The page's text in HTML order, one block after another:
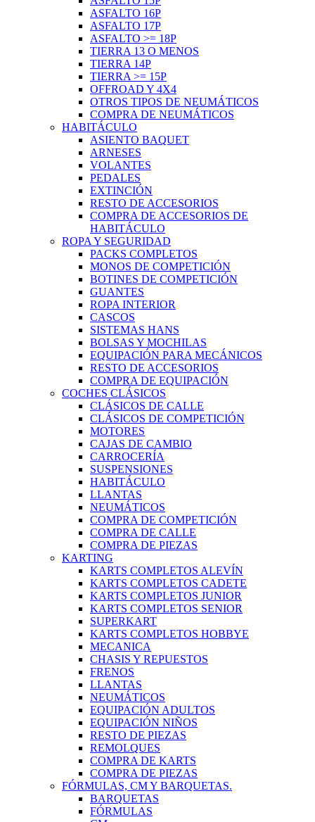
ASFALTO 16P
ASFALTO 17P
ASFALTO >= 18P
TIERRA 13 O MENOS
TIERRA 14P
TIERRA >= 15P
OFFROAD Y 4X4
OTROS TIPOS DE NEUMÁTICOS
COMPRA DE NEUMÁTICOS
HABITÁCULO
ASIENTO BAQUET
ARNESES
VOLANTES
PEDALES
EXTINCIÓN
RESTO DE ACCESORIOS
COMPRA DE ACCESORIOS DE
HABITÁCULO
ROPA Y SEGURIDAD
PACKS COMPLETOS
MONOS DE COMPETICIÓN
BOTINES DE COMPETICIÓN
GUANTES
ROPA INTERIOR
CASCOS
SISTEMAS HANS
BOLSAS Y MOCHILAS
EQUIPACIÓN PARA MECÁNICOS
RESTO DE ACCESORIOS
COMPRA DE EQUIPACIÓN
COCHES CLÁSICOS
CLÁSICOS DE CALLE
CLÁSICOS DE COMPETICIÓN
MOTORES
CAJAS DE CAMBIO
CARROCERÍA
SUSPENSIONES
HABITÁCULO
LLANTAS
NEUMÁTICOS
COMPRA DE COMPETICIÓN
COMPRA DE CALLE
COMPRA DE PIEZAS
KARTING
KARTS COMPLETOS ALEVÍN
KARTS COMPLETOS CADETE
KARTS COMPLETOS JUNIOR
KARTS COMPLETOS SENIOR
SUPERKART
KARTS COMPLETOS HOBBYE
MECANICA
CHASIS Y REPUESTOS
FRENOS
LLANTAS
NEUMÁTICOS
EQUIPACIÓN ADULTOS
EQUIPACIÓN NIÑOS
RESTO DE PIEZAS
REMOLQUES
COMPRA DE KARTS
COMPRA DE PIEZAS
FÓRMULAS, CM Y BARQUETAS.
BARQUETAS
FÓRMULAS